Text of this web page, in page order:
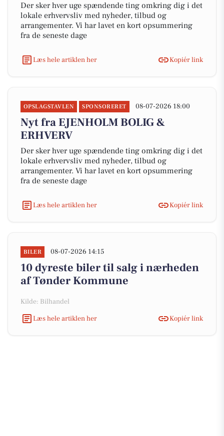
Der sker hver uge spændende ting omkring dig i det
lokale erhvervsliv med nyheder, tilbud og
arrangementer. Vi har lavet en kort opsummering
fra de seneste dage
Læs hele artiklen her Kopiér link
OPSLAGSTAVLEN SPONSORERET 08-07-2026 18:00
Nyt fra EJENHOLM BOLIG &
ERHVERV
Der sker hver uge spændende ting omkring dig i det
lokale erhvervsliv med nyheder, tilbud og
arrangementer. Vi har lavet en kort opsummering
fra de seneste dage
Læs hele artiklen her Kopiér link
BILER 08-07-2026 14:15
10 dyreste biler til salg i nærheden
af Tønder Kommune
Kilde: Bilhandel
Læs hele artiklen her
Kopiér link